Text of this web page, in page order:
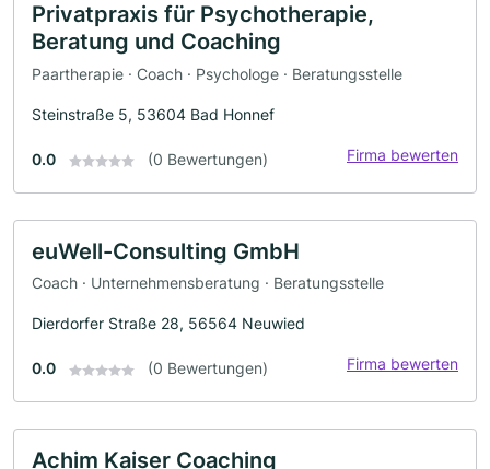
Privatpraxis für Psychotherapie,
Beratung und Coaching
Paartherapie · Coach · Psychologe · Beratungsstelle
Steinstraße 5, 53604 Bad Honnef
0.0 (0 Bewertungen) Firma bewerten
euWell-Consulting GmbH
Coach · Unternehmensberatung · Beratungsstelle
Dierdorfer Straße 28, 56564 Neuwied
0.0 (0 Bewertungen) Firma bewerten
Achim Kaiser Coaching